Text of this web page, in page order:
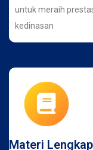
untuk meraih
kedinasan
Materi